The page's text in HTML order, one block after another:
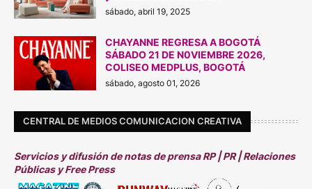
sábado, abril 19, 2025
CHAYANNE REGRESA A BOGOTÁ
SÁBADO 21 DE N0VIEMBRE 2026,
COLISEO MEDPLUS, BOGOTÁ
sábado, agosto 01, 2026
CENTRAL DE MEDIOS COMUNICACION CREATIVA
Servicios y difusión de notas de prensa RP | PR | Relaciones
Públicas y Free Press